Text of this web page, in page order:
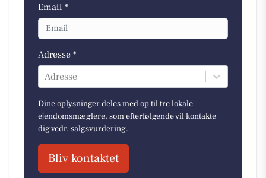
Email *
Adresse *
Adresse
Dine oplysninger deles med op til tre lokale
ejendomsmæglere, som efterfølgende vil kontakte
dig vedr. salgsvurdering.
Bliv kontaktet